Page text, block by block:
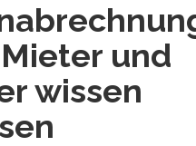
und
wissen